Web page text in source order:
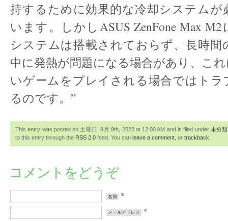
持するために効果的な冷却システムが
います。しかしASUS ZenFone Max
システムは搭載されておらず、長時間
中に発熱が問題になる場合があり、こ
いゲームをプレイされる場合ではトラ
るのです。”
This entry was posted on 土曜日, 9月 9th, 2023 at 12:00 AM and is filed under 未分類
to this entry through the RSS 2.0 feed. You can leave a comment , or trackback
コメントをどうぞ
名前 *
メールアドレス *